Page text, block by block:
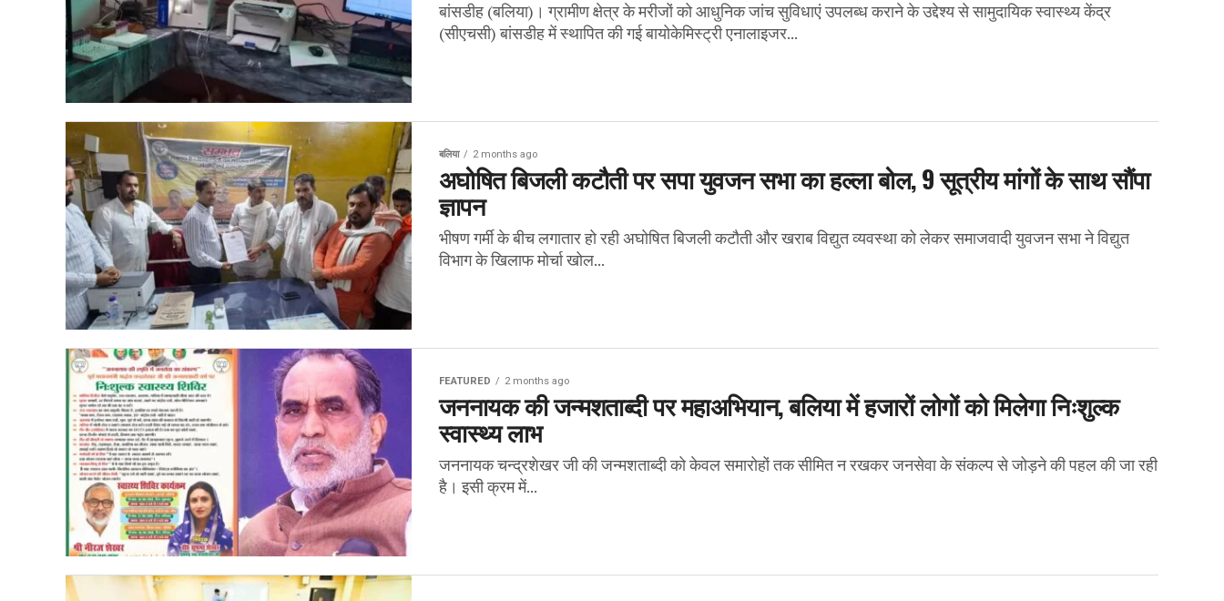
बांसडीह (बलिया)। ग्रामीण क्षेत्र के मरीजों को आधुनिक जांच सुविधाएं उपलब्ध कराने के उद्देश्य से सामुदायिक स्वास्थ्य केंद्र
(सीएचसी) बांसडीह में स्थापित की गई बायोकेमिस्ट्री एनालाइजर...
बलिया 2 months ago
अघोषित बिजली कटौती पर सपा युवजन सभा का हल्ला बोल, 9 सूत्रीय मांगों के साथ सौंपा
ज्ञापन
भीषण गर्मी के बीच लगातार हो रही अघोषित बिजली कटौती और खराब विद्युत व्यवस्था को लेकर समाजवादी युवजन सभा ने विद्युत
विभाग के खिलाफ मोर्चा खोल...
FEATURED 2 months ago
जननायक की जन्मशताब्दी पर महाअभियान, बलिया में हजारों लोगों को मिलेगा निःशुल्क
स्वास्थ्य लाभ
जननायक चन्द्रशेखर जी की जन्मशताब्दी को केवल समारोहों तक सीमित न रखकर जनसेवा के संकल्प से जोड़ने की पहल की जा रही
है। इसी क्रम में...